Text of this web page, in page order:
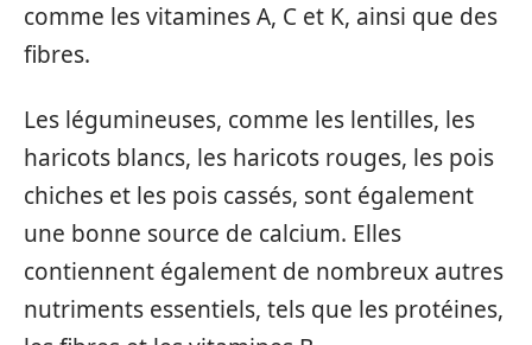
comme les vitamines A, C et K, ainsi que des
fibres.
Les légumineuses, comme les lentilles, les
haricots blancs, les haricots rouges, les pois
chiches et les pois cassés, sont également
une bonne source de calcium. Elles
contiennent également de nombreux autres
nutriments essentiels, tels que les protéines,